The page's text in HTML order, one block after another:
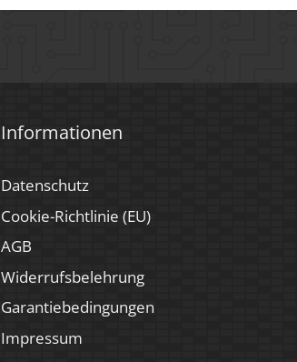
Informationen
Datenschutz
Cookie-Richtlinie (EU)
AGB
Widerrufsbelehrung
Garantiebedingungen
Impressum